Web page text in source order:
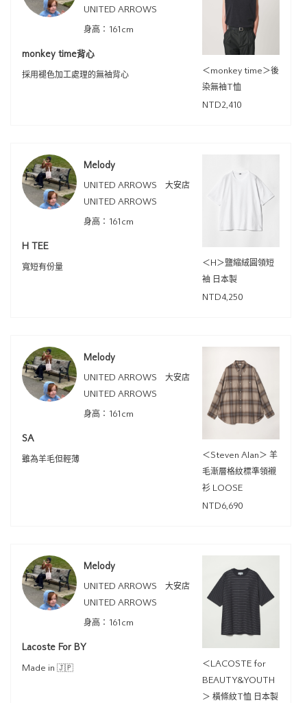
UNITED ARROWS
身高：161cm
monkey time背心
採用褪色加工處理的無袖背心
＜monkey time＞後
染無袖T恤
NTD2,410
Melody
UNITED ARROWS 大安店
UNITED ARROWS
身高：161cm
H TEE
寬短有份量
＜H＞鹽縮絨圓領短
袖 日本製
NTD4,250
Melody
UNITED ARROWS 大安店
UNITED ARROWS
身高：161cm
SA
雖為羊毛但輕薄
＜Steven Alan＞ 羊
毛漸層格紋標準領襯
衫 LOOSE
NTD6,690
Melody
UNITED ARROWS 大安店
UNITED ARROWS
身高：161cm
Lacoste For BY
Made in 🇯🇵
＜LACOSTE for
BEAUTY&YOUTH
＞ 橫條紋T恤 日本製